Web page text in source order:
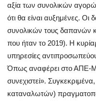
αξία των συνολικών
ότι θα είναι αυξημένες.
συνολικών τους δαπανών
που ήταν το 2019). Η
υπηρεσίες
Όπως αναφέρει στο ΑΠΕ-
συνεχιστεί».
καταναλωτών)